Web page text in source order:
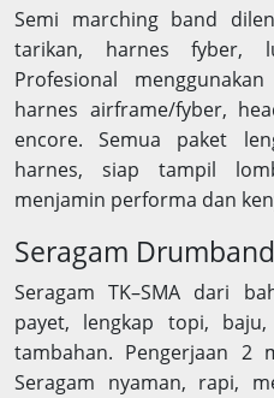
Semi marching band
tarikan, harnes fyber,
Profesional
harnes airframe/fyber,
encore. Semua paket
harnes, siap tampil
menjamin performa dan
Seragam
Seragam TK–SMA dari
payet, lengkap topi,
tambahan. Pengerjaan 2
Seragam nyaman, rapi,